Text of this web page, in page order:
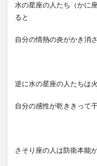
水の星座の人たち（かに
ると
自分の情熱の炎がかき消
逆に水の星座の人たちは
自分の感性が乾ききって
さそり座の人は防衛本能が